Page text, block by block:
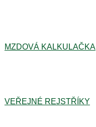
MZDOVÁ KALKULAČKA
VEŘEJNÉ REJSTŘÍKY